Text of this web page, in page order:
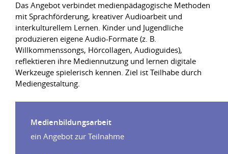
Das Angebot verbindet medienpädagogische Methoden
mit Sprachförderung, kreativer Audioarbeit und
interkulturellem Lernen. Kinder und Jugendliche
produzieren eigene Audio-Formate (z. B.
Willkommenssongs, Hörcollagen, Audioguides),
reflektieren ihre Mediennutzung und lernen digitale
Werkzeuge spielerisch kennen. Ziel ist Teilhabe durch
Mediengestaltung.
Medienbildungsarbeit
ein Angebot zur Teilnahme